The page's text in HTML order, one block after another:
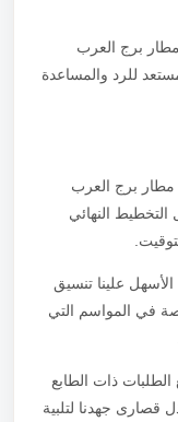
برج العرب
للرد والمساعدة
برج العرب
النهائي
علينا تنسيق
في المواسم التي
ذات الطابع
جهدنا لتلبية